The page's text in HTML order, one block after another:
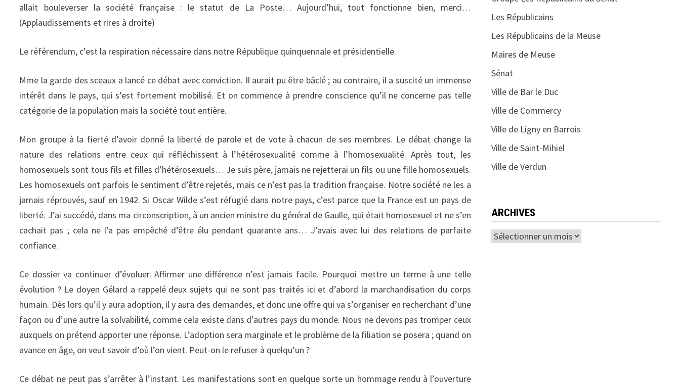
allait bouleverser la société française : le statut de La Poste… Aujourd’hui, tout fonctionne bien, merci…
(Applaudissements et rires à droite)
Le référendum, c’est la respiration nécessaire dans notre République quinquennale et présidentielle.
Mme la garde des sceaux a lancé ce débat avec conviction. Il aurait pu être bâclé ; au contraire, il a suscité un immense
intérêt dans le pays, qui s’est fortement mobilisé. Et on commence à prendre conscience qu’il ne concerne pas telle
catégorie de la population mais la société tout entière.
Mon groupe à la fierté d’avoir donné la liberté de parole et de vote à chacun de ses membres. Le débat change la
nature des relations entre ceux qui réfléchissent à l’hétérosexualité comme à l’homosexualité. Après tout, les
homosexuels sont tous fils et filles d’hétérosexuels… Je suis père, jamais ne rejetterai un fils ou une fille homosexuels.
Les homosexuels ont parfois le sentiment d’être rejetés, mais ce n’est pas la tradition française. Notre société ne les a
jamais réprouvés, sauf en 1942. Si Oscar Wilde s’est réfugié dans notre pays, c’est parce que la France est un pays de
liberté. J’ai succédé, dans ma circonscription, à un ancien ministre du général de Gaulle, qui était homosexuel et ne s’en
cachait pas ; cela ne l’a pas empêché d’être élu pendant quarante ans… J’avais avec lui des relations de parfaite
confiance.
Ce dossier va continuer d’évoluer. Affirmer une différence n’est jamais facile. Pourquoi mettre un terme à une telle
évolution ? Le doyen Gélard a rappelé deux sujets qui ne sont pas traités ici et d’abord la marchandisation du corps
humain. Dès lors qu’il y aura adoption, il y aura des demandes, et donc une offre qui va s’organiser en recherchant d’une
façon ou d’une autre la solvabilité, comme cela existe dans d’autres pays du monde. Nous ne devons pas tromper ceux
auxquels on prétend apporter une réponse. L’adoption sera marginale et le problème de la filiation se posera ; quand on
avance en âge, on veut savoir d’où l’on vient. Peut-on le refuser à quelqu’un ?
Ce débat ne peut pas s’arrêter à l’instant. Les manifestations sont en quelque sorte un hommage rendu à l’ouverture
Les Républicains
Les Républicains de la Meuse
Maires de Meuse
Sénat
Ville de Bar le Duc
Ville de Commercy
Ville de Ligny en Barrois
Ville de Saint-Mihiel
Ville de Verdun
ARCHIVES
Archives